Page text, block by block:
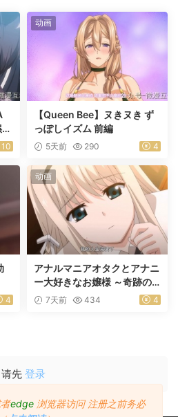
10
动画
【Queen Bee】ヌきヌき ず
っぽしイズム 前編
5天前 290 4
4
动画
アナルマニアオタクとアナニ
ー大好きなお嬢様 ～奇跡の
マッチング～ 前編
7天前 434 4
请先 登录
edge 浏览器访问 注册之前务必